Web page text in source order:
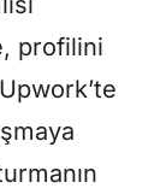
profilini